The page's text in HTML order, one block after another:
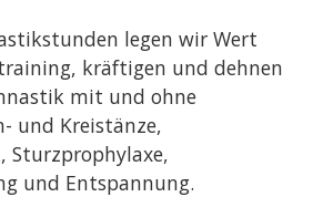
legen wir Wert
kräftigen und dehnen
mit und ohne
und Kreistänze,
Sturzprophylaxe,
und Entspannung.